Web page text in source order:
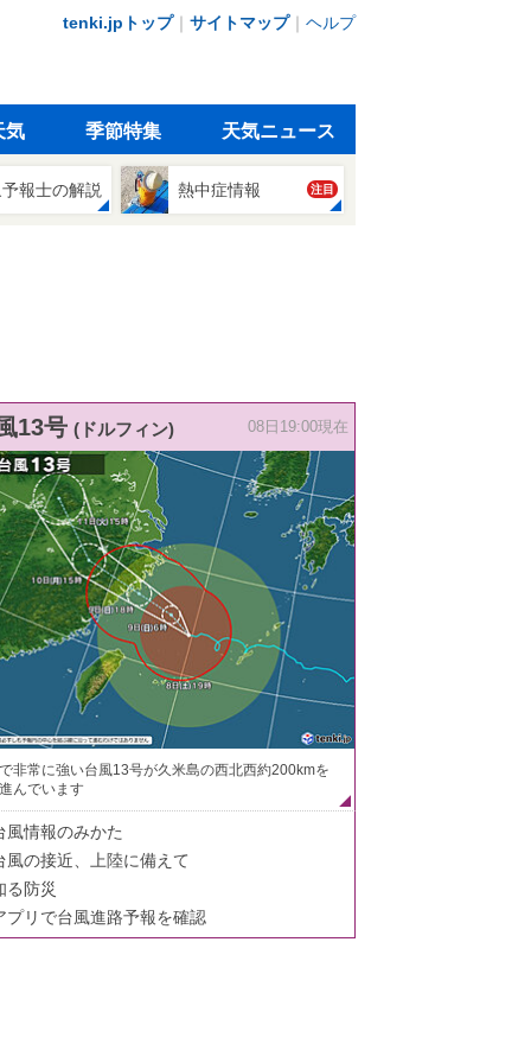
tenki.jpトップ｜ サイトマップ｜ ヘルプ
気 季節特集 天気ニュース
報士の解説 熱中症情報 注目
13号 (ドルフィン) 08日19:00現在
非常に強い台風13号が久米島の西北西約200kmを
んでいます
風情報のみかた
風の接近、上陸に備えて
る防災
プリで台風進路予報を確認